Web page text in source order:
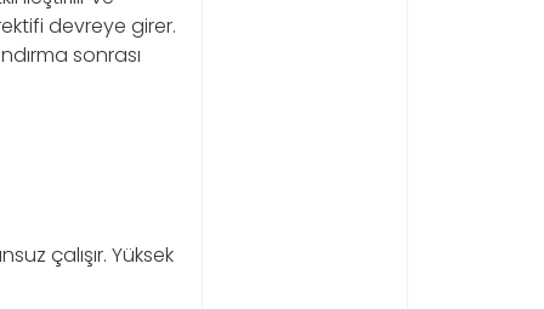
devreye girer.
sonrası
çalışır. Yüksek